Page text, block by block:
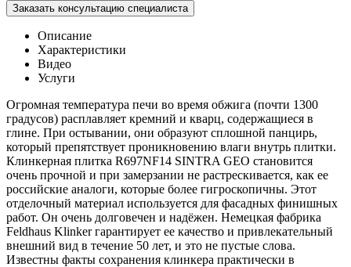
Заказать консультацию специалиста
Описание
Характеристики
Видео
Услуги
Огромная температура печи во время обжига (почти 1300
градусов) расплавляет кремний и кварц, содержащиеся в
глине. При остывании, они образуют сплошной панцирь,
который препятствует проникновению влаги внутрь плитки.
Клинкерная плитка R697NF14 SINTRA GEO становится
очень прочной и при замерзании не растрескивается, как ее
российские аналоги, которые более гигроскопичны. Этот
отделочный материал используется для фасадных финишных
работ. Он очень долговечен и надёжен. Немецкая фабрика
Feldhaus Klinker гарантирует ее качество и привлекательный
внешний вид в течение 50 лет, и это не пустые слова.
Известны факты сохранения клинкера практически в